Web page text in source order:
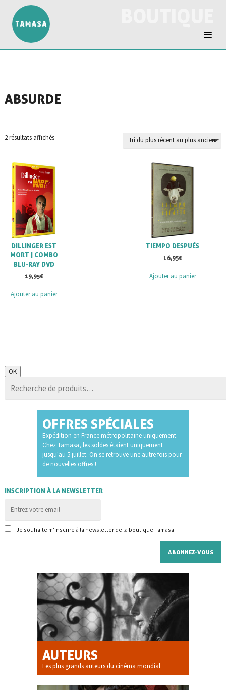
ABSURDE
2 résultats affichésTrié
récent
DILLINGER EST
MORT | COMBO
BLU-RAY DVD
19,95€
Ajouter au panier
TIEMPO DESPUÉS
16,95€
Ajouter au panier
Recherche
pour :
OK
OFFRES SPÉCIALES
Expédition en France métropolitaine uniquement.
Chez Tamasa, les soldes étaient uniquement
jusqu'au 5 juillet. On se retrouve une autre fois pour
de nouvelles offres !
INSCRIPTION À LA NEWSLETTER
Je souhaite m'inscrire à la newsletter de la boutique Tamasa
AUTEURS
Les plus grands auteurs du cinéma mondial